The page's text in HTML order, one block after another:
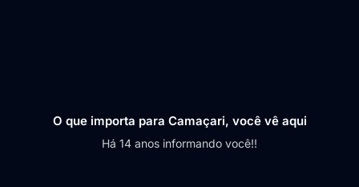
O que importa para Camaçari, você vê aqui
Há 14 anos informando você!!